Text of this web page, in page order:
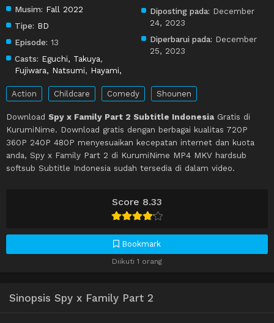
Score 8.33
Bookmark
Diikuti 1 orang
Musim: Fall 2022
Tipe: BD
Episode: 13
Casts: Eguchi, Takuya,
Fujiwara, Natsumi, Hayami,
Diposting pada: December
24, 2023
Diperbarui pada: December
25, 2023
Action Childcare Comedy Shounen
Download Spy x Family Part 2 Subtitle Indonesia Gratis di
KurumiNime. Download gratis dengan berbagai kualitas 720P
360P 240P 480P menyesuaikan kecepatan internet dan kuota
anda, Spy x Family Part 2 di KurumiNime MP4 MKV hardsub
softsub Subtitle Indonesia sudah tersedia di dalam video.
Sinopsis Spy x Family Part 2